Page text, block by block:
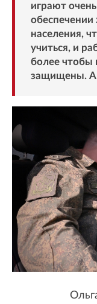
играют
обеспечении
населения,
учиться, и
более чтобы
защищены. А